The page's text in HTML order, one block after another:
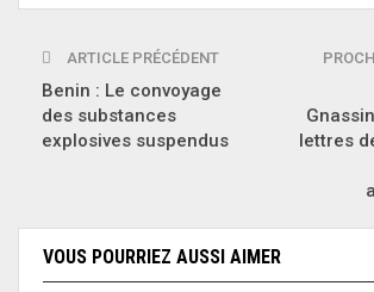
ARTICLE PRÉCÉDENT
Benin : Le convoyage
des substances
explosives suspendus
lettres
VOUS POURRIEZ AUSSI AIMER